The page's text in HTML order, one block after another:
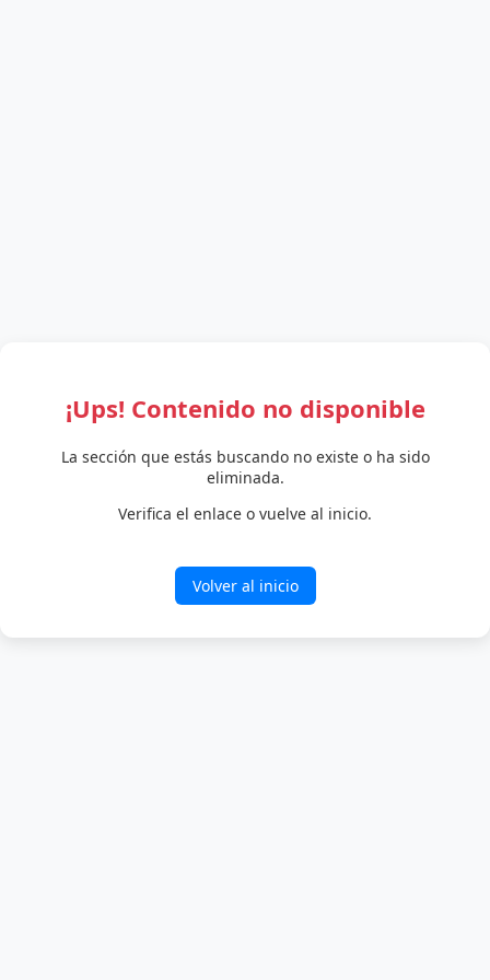
¡Ups! Contenido no disponible
La sección que estás buscando no existe o ha sido
eliminada.
Verifica el enlace o vuelve al inicio.
Volver al inicio